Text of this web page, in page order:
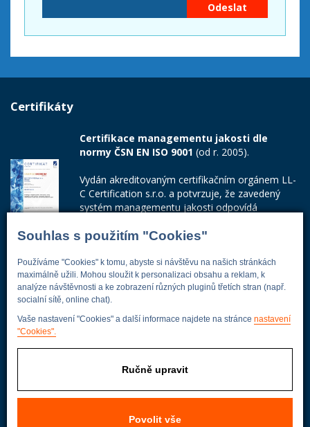
Souhlas s použitím "Cookies"
Používáme "Cookies" k tomu, abyste si návštěvu na našich stránkách
maximálně užili. Mohou sloužit k personalizaci obsahu a reklam, k
analýze návštěvnosti a ke zobrazení různých pluginů třetích stran (např.
socialní sítě, online chat).
Vaše nastavení "Cookies" a další informace najdete na stránce nastavení
"Cookies".
Ručně upravit
Povolit vše
Certifikáty
Certifikace managementu jakosti dle
normy ČSN EN ISO 9001 (od r. 2005).
Vydán akreditovaným certifikačním orgánem LL-
C Certification s.r.o. a potvrzuje, že zavedený
systém managementu jakosti odpovídá
Adresa firmy
Wolkerova 433